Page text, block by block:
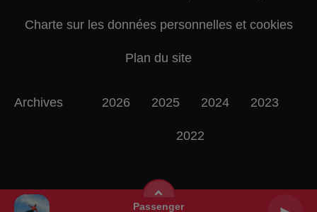
Passenger
Charte sur les données personnelles et cookies
Plan du site
Archives 2026 2025 2024 2023
2022